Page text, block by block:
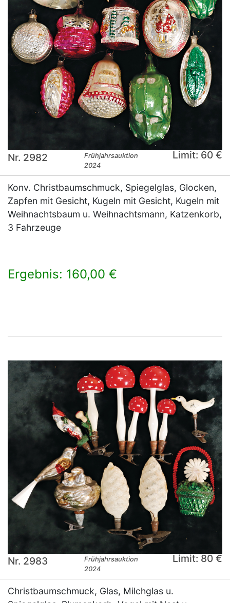
Nr. 2982
Frühjahrsauktion
2024
Limit: 60 €
Konv. Christbaumschmuck, Spiegelglas, Glocken,
Zapfen mit Gesicht, Kugeln mit Gesicht, Kugeln mit
Weihnachtsbaum u. Weihnachtsmann, Katzenkorb,
3 Fahrzeuge
Ergebnis: 160,00 €
Nr. 2983
Frühjahrsauktion
2024
Limit: 80 €
Christbaumschmuck, Glas, Milchglas u.